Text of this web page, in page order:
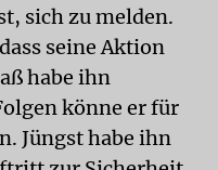
sich zu melden.
seine Aktion
habe ihn
könne er für
Jüngst habe ihn